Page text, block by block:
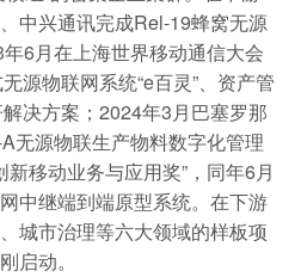
中兴通讯完成Rel-19蜂窝无源
6月在上海世界移动通信大会
源物联网系统“e百灵”、资产管
决方案；2024年3月巴塞罗那
无源物联生产物料数字化管理
移动业务与应用奖”，同年6月
中继端到端原型系统。在下游
城市治理等六大领域的样板项
启动。